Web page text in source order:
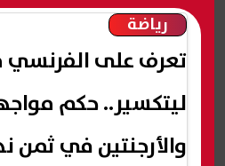
رياضة
تعرف على الفرنسي
ليتكسير.. حكم
والأرجنتين في